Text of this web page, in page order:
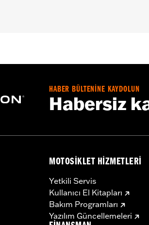
may require purchase of new
HABER BÜLTENİNE KAYDOLUN
Habersiz
MOTOSIKLET HIZMETLERI
Yetkili Servis
Kullanıcı El Kitapları
Bakım Programları
Yazılım Güncellemeleri